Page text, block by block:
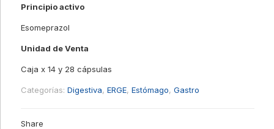
Principio activo
Esomeprazol
Unidad de Venta
Caja x 14 y 28 cápsulas
Categorías: Digestiva, ERGE, Estómago, Gastro
Share